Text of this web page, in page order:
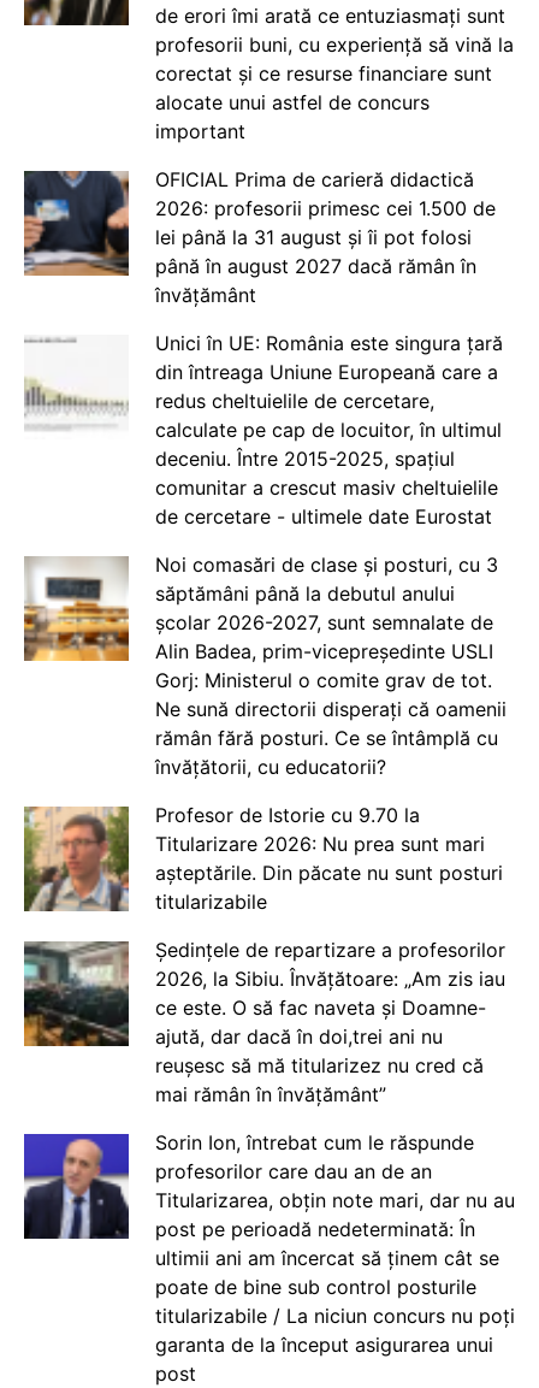
de erori îmi arată ce entuziasmați sunt
profesorii buni, cu experiență să vină la
corectat și ce resurse financiare sunt
alocate unui astfel de concurs
important
OFICIAL Prima de carieră didactică
2026: profesorii primesc cei 1.500 de
lei până la 31 august și îi pot folosi
până în august 2027 dacă rămân în
învățământ
Unici în UE: România este singura țară
din întreaga Uniune Europeană care a
redus cheltuielile de cercetare,
calculate pe cap de locuitor, în ultimul
deceniu. Între 2015-2025, spațiul
comunitar a crescut masiv cheltuielile
de cercetare - ultimele date Eurostat
Noi comasări de clase și posturi, cu 3
săptămâni până la debutul anului
școlar 2026-2027, sunt semnalate de
Alin Badea, prim-vicepreședinte USLI
Gorj: Ministerul o comite grav de tot.
Ne sună directorii disperați că oamenii
rămân fără posturi. Ce se întâmplă cu
învățătorii, cu educatorii?
Profesor de Istorie cu 9.70 la
Titularizare 2026: Nu prea sunt mari
așteptările. Din păcate nu sunt posturi
titularizabile
Ședințele de repartizare a profesorilor
2026, la Sibiu. Învățătoare: „Am zis iau
ce este. O să fac naveta și Doamne-
ajută, dar dacă în doi,trei ani nu
reușesc să mă titularizez nu cred că
mai rămân în învățământ”
Sorin Ion, întrebat cum le răspunde
profesorilor care dau an de an
Titularizarea, obțin note mari, dar nu au
post pe perioadă nedeterminată: În
ultimii ani am încercat să ținem cât se
poate de bine sub control posturile
titularizabile / La niciun concurs nu poți
garanta de la început asigurarea unui
post